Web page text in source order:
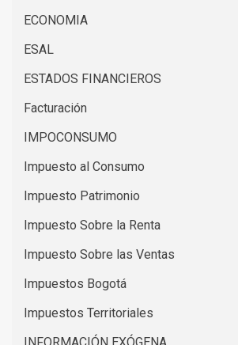
ECONOMIA
ESAL
ESTADOS FINANCIEROS
Facturación
IMPOCONSUMO
Impuesto al Consumo
Impuesto Patrimonio
Impuesto Sobre la Renta
Impuesto Sobre las Ventas
Impuestos Bogotá
Impuestos Territoriales